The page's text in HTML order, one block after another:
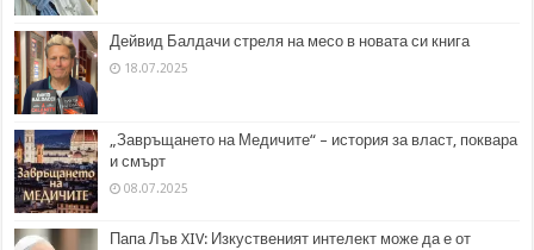
Дейвид Балдачи стреля на месо в новата си книга
18.07.2025
„Завръщането на Медичите“ – история за власт, поквара
и смърт
08.07.2025
Папа Лъв XIV: Изкуственият интелект може да е от